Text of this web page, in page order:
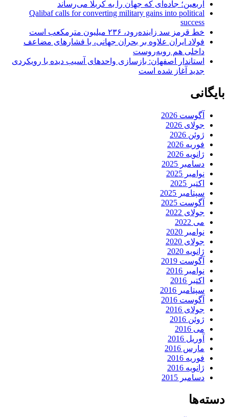
اربعین؛ جاده‌ای که جهان را به کربلا می‌رساند
Qalibaf calls for converting military gains into political
success
خط قرمز سد زاینده‌رود، ۲۳۶ میلیون مترمکعب است
فولاد ایران علاوه بر بحران جهانی، با فشارهای مضاعف
داخلی هم روبه‌روست
استاندار اصفهان: بازسازی واحدهای آسیب دیده با رویکردی
جدید آغاز شده است
بایگانی
آگوست 2026
جولای 2026
ژوئن 2026
فوریه 2026
ژانویه 2026
دسامبر 2025
نوامبر 2025
اکتبر 2025
سپتامبر 2025
آگوست 2025
جولای 2022
می 2022
نوامبر 2020
جولای 2020
ژانویه 2020
آگوست 2019
نوامبر 2016
اکتبر 2016
سپتامبر 2016
آگوست 2016
جولای 2016
ژوئن 2016
می 2016
آوریل 2016
مارس 2016
فوریه 2016
ژانویه 2016
دسامبر 2015
دسته‌ها